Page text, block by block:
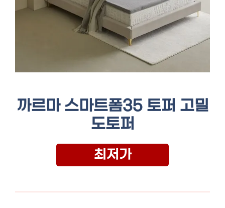
까르마 스마트폼35 토퍼 고밀
도토퍼
최저가